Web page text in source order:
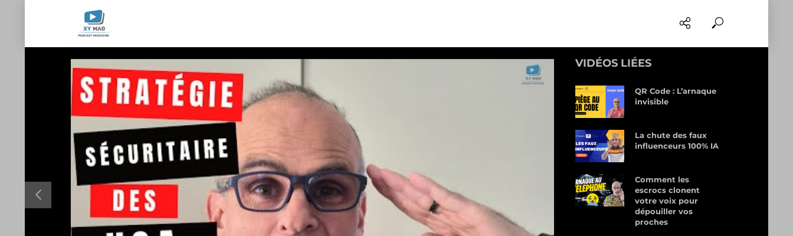
VIDÉOS LIÉES
QR Code : L’arnaque
invisible
La chute des faux
influenceurs 100% IA
Comment les
escrocs clonent
votre voix pour
dépouiller vos
proches